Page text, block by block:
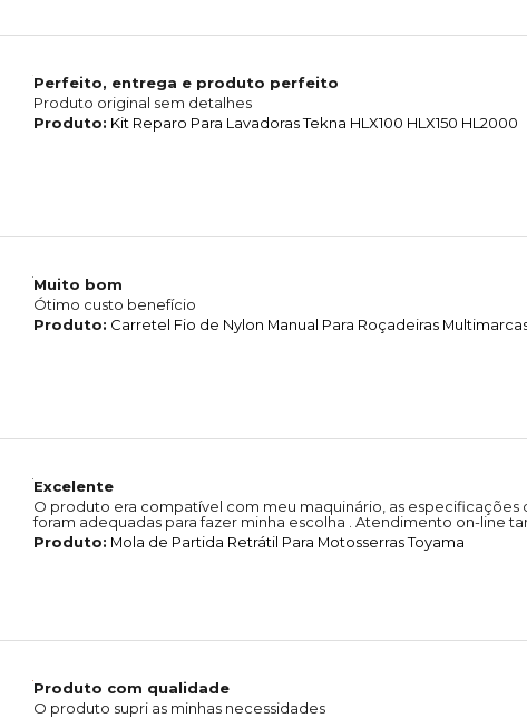
Perfeito, entrega e produto perfeito
Produto original sem detalhes
Produto: Kit Reparo Para Lavadoras Tekna HLX100 HLX150 HL2000
Muito bom
Ótimo custo benefício
Produto: Carretel Fio de Nylon Manual Para Roçadeiras
Excelente
O produto era compatível com meu maquinário, as
foram adequadas para fazer minha escolha . Atendimento on-line
Produto: Mola de Partida Retrátil Para Motosserras Toyama
Produto com qualidade
O produto supri as minhas necessidades